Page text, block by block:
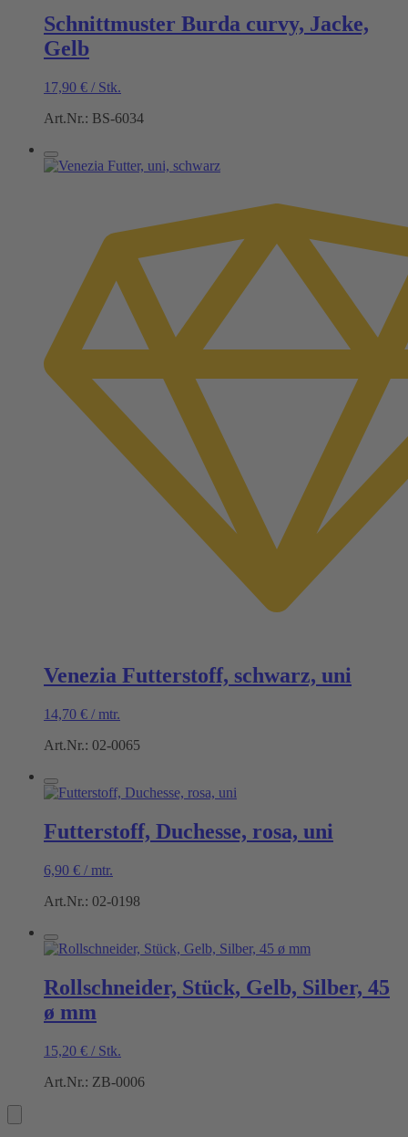
Schnittmuster Burda curvy, Jacke,
Gelb
17,90 € / Stk.
Art.Nr.: BS-6034
Venezia Futterstoff, schwarz, uni
14,70 € / mtr.
Art.Nr.: 02-0065
Futterstoff, Duchesse, rosa, uni
6,90 € / mtr.
Art.Nr.: 02-0198
Rollschneider, Stück, Gelb, Silber, 45
ø mm
15,20 € / Stk.
Art.Nr.: ZB-0006